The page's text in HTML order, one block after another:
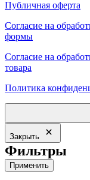
Публичная оферта
Согласие на
формы
Согласие на
товара
Политика
Закрыть
Фильтры
Применить